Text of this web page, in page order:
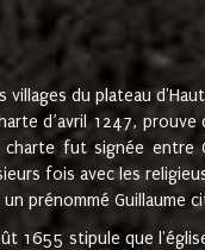
villages du plateau
d’avril 1247, prouve
fut signée entre
fois avec les
prénommé Guillaume
1655 stipule que